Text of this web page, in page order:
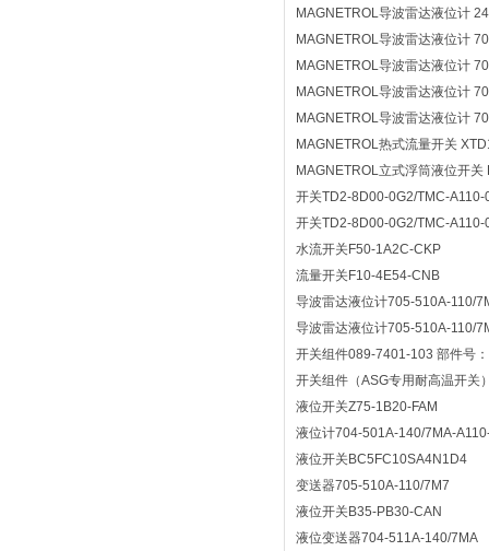
MAGNETROL导波雷达液位计
MAGNETROL导波雷达液位计
MAGNETROL导波雷达液位计
MAGNETROL导波雷达液位计
MAGNETROL导波雷达液位计
MAGNETROL热式流量开关
MAGNETROL立式浮筒液位开
开关TD2-8D00-0G2/TMC-A110-
开关TD2-8D00-0G2/TMC-A110-
水流开关F50-1A2C-CKP
流量开关F10-4E54-CNB
导波雷达液位计705-510A-110/
导波雷达液位计705-510A-110/
开关组件089-7401-103 部件号
开关组件（ASG专用耐高温开
液位开关Z75-1B20-FAM
液位计704-501A-140/7MA-
液位开关BC5FC10SA4N1D4
变送器705-510A-110/7M7
液位开关B35-PB30-CAN
液位变送器704-511A-140/7MA